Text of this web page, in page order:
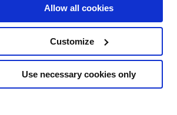
Allow all cookies
Customize
Use necessary cookies only